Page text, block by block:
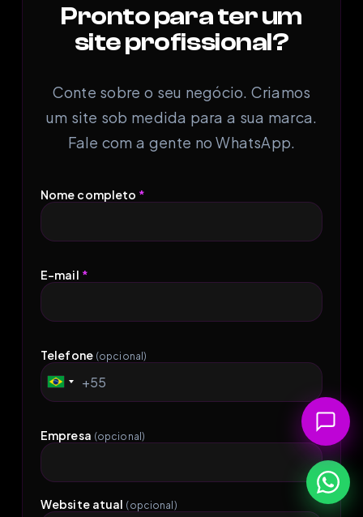
Pronto para ter um
site profissional?
Conte sobre o seu negócio. Criamos
um site sob medida para a sua marca.
Fale com a gente no WhatsApp.
Nome completo *
E-mail *
Telefone (opcional)
Brazil
+55
+55
Empresa (opcional)
Website atual (opcional)